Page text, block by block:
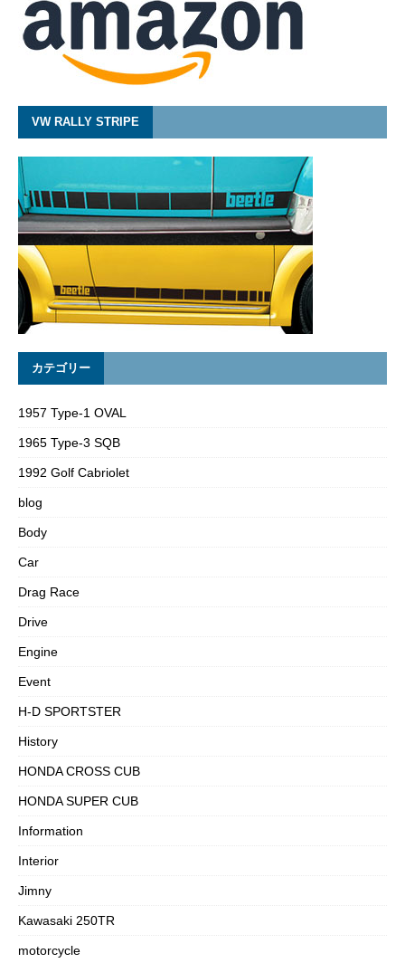
VW RALLY STRIPE
カテゴリー
1957 Type-1 OVAL
1965 Type-3 SQB
1992 Golf Cabriolet
blog
Body
Car
Drag Race
Drive
Engine
Event
H-D SPORTSTER
History
HONDA CROSS CUB
HONDA SUPER CUB
Information
Interior
Jimny
Kawasaki 250TR
motorcycle